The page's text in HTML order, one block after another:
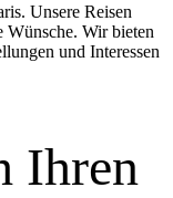
Unsere Reisen
Wir bieten
und Interessen
Ihren